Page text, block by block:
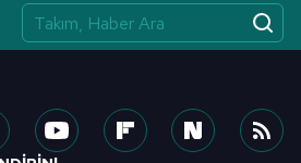
kullanılan çerezlerle ilgili bilgi
.